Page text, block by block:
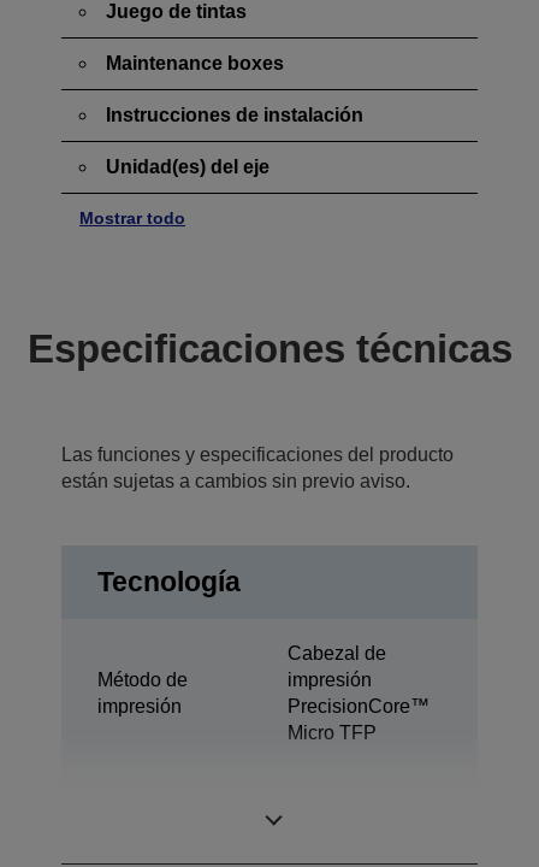
Juego de tintas
Maintenance boxes
Instrucciones de instalación
Unidad(es) del eje
Mostrar todo
Especificaciones técnicas
Las funciones y especificaciones del producto
están sujetas a cambios sin previo aviso.
Tecnología
Método de
impresión
Cabezal de
impresión
PrecisionCore™
Micro TFP